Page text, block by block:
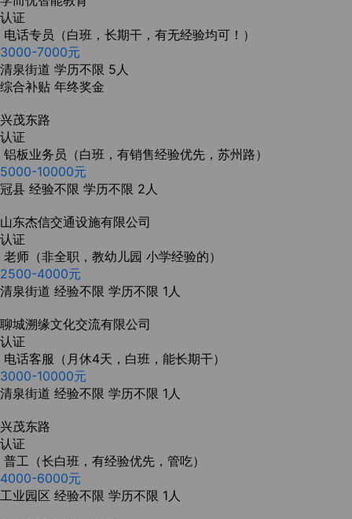
认证
电话专员（白班，长期干，有无经验均可！）
3000-7000元
清泉街道 学历不限 5人
综合补贴 年终奖金
兴茂东路
认证
铝板业务员（白班，有销售经验优先，苏州路）
5000-10000元
冠县 经验不限 学历不限 2人
山东杰信交通设施有限公司
认证
老师（非全职，教幼儿园 小学经验的）
2500-4000元
清泉街道 经验不限 学历不限 1人
聊城溯缘文化交流有限公司
认证
电话客服（月休4天，白班，能长期干）
3000-10000元
清泉街道 经验不限 学历不限 1人
兴茂东路
认证
普工（长白班，有经验优先，管吃）
4000-6000元
工业园区 经验不限 学历不限 1人